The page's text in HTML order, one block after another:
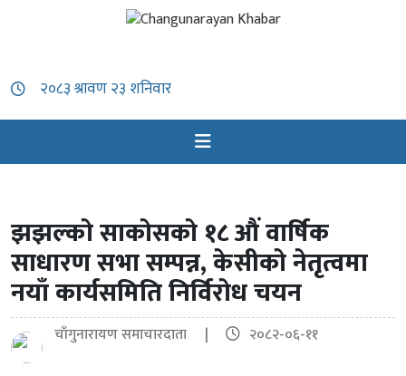
झझल्को साकोसको १८ औं वार्षिक
साधारण सभा सम्पन्न, केसीको नेतृत्वमा
नयाँ कार्यसमिति निर्विरोध चयन
चाँगुनारायण समाचारदाता | २०८२-०६-११